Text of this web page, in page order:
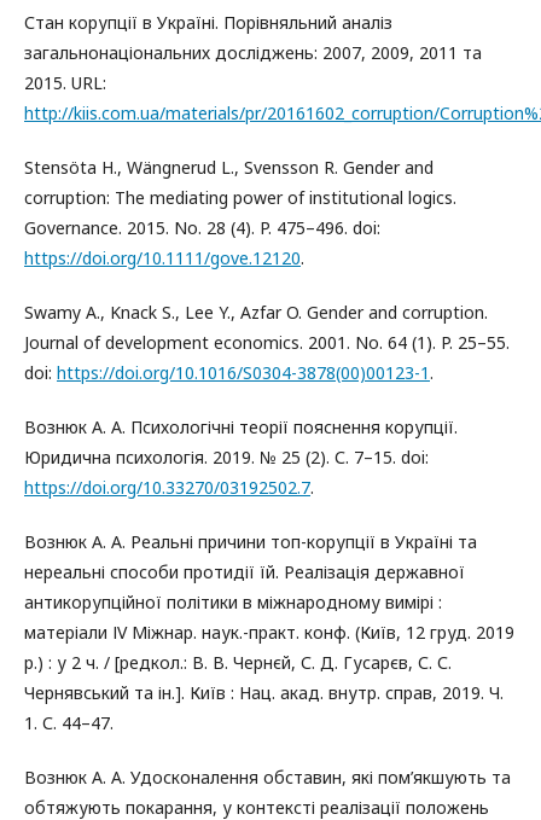
Стан корупції в Україні. Порівняльний аналіз
загальнонаціональних досліджень: 2007, 2009, 2011 та
2015. URL:
http://kiis.com.ua/materials/pr/20161602_corruption/
Stensöta H., Wängnerud L., Svensson R. Gender and
corruption: The mediating power of institutional logics.
Governance. 2015. No. 28 (4). P. 475–496. doi:
https://doi.org/10.1111/gove.12120.
Swamy A., Knack S., Lee Y., Azfar O. Gender and corruption.
Journal of development economics. 2001. No. 64 (1). P. 25–55.
doi: https://doi.org/10.1016/S0304-3878(00)00123-1.
Вознюк А. А. Психологічні теорії пояснення корупції.
Юридична психологія. 2019. № 25 (2). С. 7–15. doi:
https://doi.org/10.33270/03192502.7.
Вознюк А. А. Реальні причини топ-корупції в Україні та
нереальні способи протидії їй. Реалізація державної
антикорупційної політики в міжнародному вимірі :
матеріали ІV Міжнар. наук.-практ. конф. (Київ, 12 груд. 2019
р.) : у 2 ч. / [редкол.: В. В. Чернєй, С. Д. Гусарєв, С. С.
Чернявський та ін.]. Київ : Нац. акад. внутр. справ, 2019. Ч.
1. С. 44–47.
Вознюк А. А. Удосконалення обставин, які пом’якшують та
обтяжують покарання, у контексті реалізації положень